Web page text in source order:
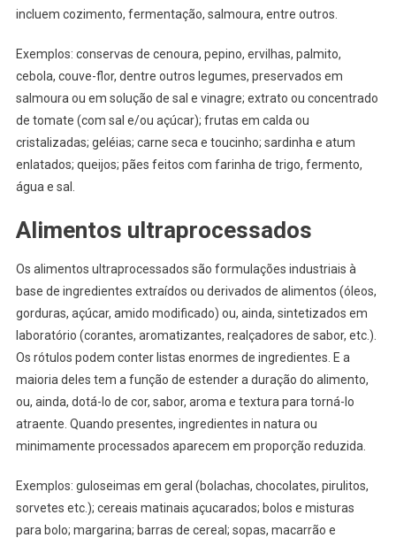
incluem cozimento, fermentação, salmoura, entre outros.
Exemplos: conservas de cenoura, pepino, ervilhas, palmito,
cebola, couve-flor, dentre outros legumes, preservados em
salmoura ou em solução de sal e vinagre; extrato ou concentrado
de tomate (com sal e/ou açúcar); frutas em calda ou
cristalizadas; geléias; carne seca e toucinho; sardinha e atum
enlatados; queijos; pães feitos com farinha de trigo, fermento,
água e sal.
Alimentos ultraprocessados
Os alimentos ultraprocessados são formulações industriais à
base de ingredientes extraídos ou derivados de alimentos (óleos,
gorduras, açúcar, amido modificado) ou, ainda, sintetizados em
laboratório (corantes, aromatizantes, realçadores de sabor, etc.).
Os rótulos podem conter listas enormes de ingredientes. E a
maioria deles tem a função de estender a duração do alimento,
ou, ainda, dotá-lo de cor, sabor, aroma e textura para torná-lo
atraente. Quando presentes, ingredientes in natura ou
minimamente processados aparecem em proporção reduzida.
Exemplos: guloseimas em geral (bolachas, chocolates, pirulitos,
sorvetes etc.); cereais matinais açucarados; bolos e misturas
para bolo; margarina; barras de cereal; sopas, macarrão e